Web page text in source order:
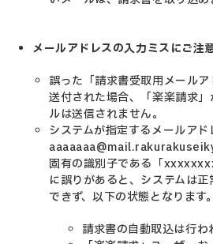
メールアドレスの入力ミスにご注
誤った「請求書受取用メール
送付された場合、「楽楽請求
ルは送信されません。
システムが指定するメールア
固有の識別子である「
に誤りがあると、システムは
できず、以下の状態となります。
請求書の自動取込は行わ